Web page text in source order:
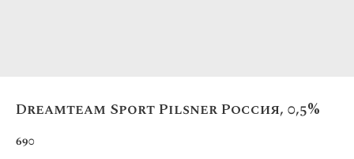
Dreamteam Sport Pilsner Россия, 0,5%
690